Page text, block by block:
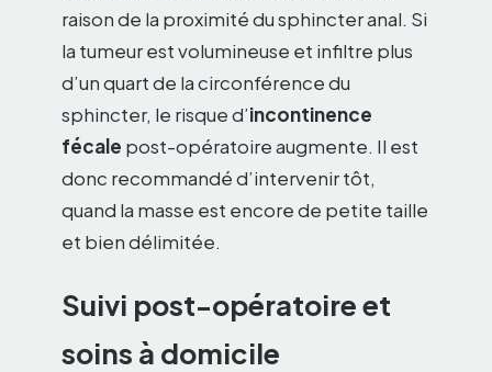
raison de la proximité du sphincter anal. Si
la tumeur est volumineuse et infiltre plus
d’un quart de la circonférence du
sphincter, le risque d’incontinence
fécale post-opératoire augmente. Il est
donc recommandé d’intervenir tôt,
quand la masse est encore de petite taille
et bien délimitée.
Suivi post-opératoire et
soins à domicile